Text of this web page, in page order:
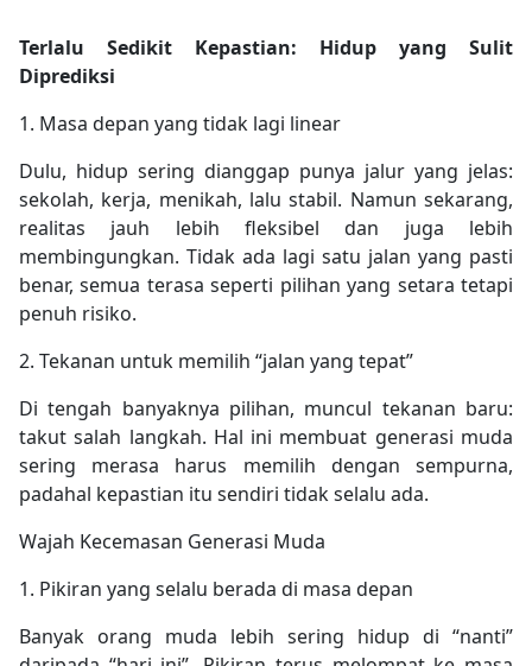
Terlalu Sedikit Kepastian: Hidup yang Sulit
Diprediksi
1. Masa depan yang tidak lagi linear
Dulu, hidup sering dianggap punya jalur yang jelas:
sekolah, kerja, menikah, lalu stabil. Namun sekarang,
realitas jauh lebih fleksibel dan juga lebih
membingungkan. Tidak ada lagi satu jalan yang pasti
benar, semua terasa seperti pilihan yang setara tetapi
penuh risiko.
2. Tekanan untuk memilih “jalan yang tepat”
Di tengah banyaknya pilihan, muncul tekanan baru:
takut salah langkah. Hal ini membuat generasi muda
sering merasa harus memilih dengan sempurna,
padahal kepastian itu sendiri tidak selalu ada.
Wajah Kecemasan Generasi Muda
1. Pikiran yang selalu berada di masa depan
Banyak orang muda lebih sering hidup di “nanti”